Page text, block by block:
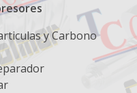
y Carbono